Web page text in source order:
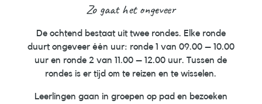
Zo gaat het ongeveer
De ochtend bestaat uit twee rondes. Elke ronde
duurt ongeveer één uur: ronde 1 van 09.00 – 10.00
uur en ronde 2 van 11.00 – 12.00 uur. Tussen de
rondes is er tijd om te reizen en te wisselen.
Leerlingen gaan in groepen op pad en bezoeken